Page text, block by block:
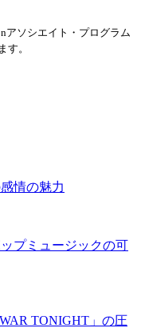
アソシエイト・プログラム
す。
情の魅力
プミュージックの可
TONIGHT」の圧